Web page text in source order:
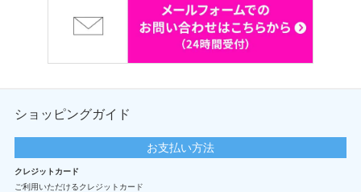
ショッピングガイド
お支払い方法
クレジットカード
ご利用いただけるクレジットカード